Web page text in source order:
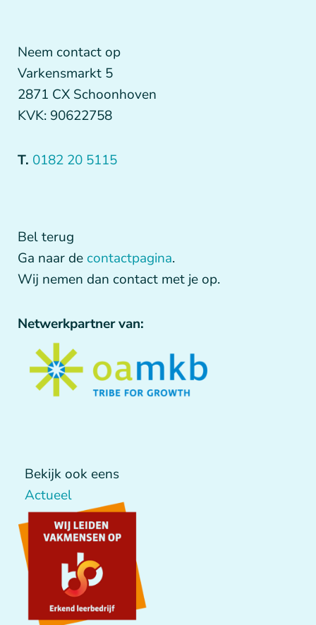
Neem contact op
Varkensmarkt 5
2871 CX Schoonhoven
KVK: 90622758
T. 0182 20 5115
Bel terug
Ga naar de contactpagina.
Wij nemen dan contact met je op.
Netwerkpartner van:
Bekijk ook eens
Actueel